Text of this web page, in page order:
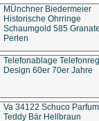
MÜnchner Biedermeier
Historische Ohrringe
Schaumgold 585
Perlen
Telefonablage
Design 60er 70er Jahre
Va 34122 Schuco
Teddy Bär Hellbraun